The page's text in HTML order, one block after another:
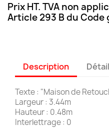
Prix HT. TVA non
Article 293 B du
Description
Texte : "Maison de
Largeur : 3.44m
Hauteur : 0.48m
Interlettrage : 0